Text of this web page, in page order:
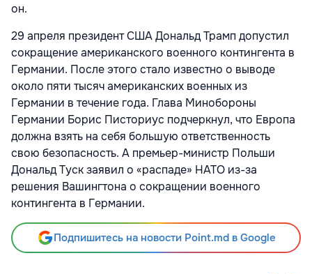
он.
29 апреля президент США Дональд Трамп допустил
сокращение американского военного контингента в
Германии. После этого стало известно о выводе
около пяти тысяч американских военных из
Германии в течение года. Глава Минобороны
Германии Борис Писториус подчеркнул, что Европа
должна взять на себя большую ответственность
свою безопасность. А премьер-министр Польши
Дональд Туск заявил о «распаде» НАТО из-за
решения Вашингтона о сокращении военного
контингента в Германии.
Подпишитесь на новости Point.md в Google